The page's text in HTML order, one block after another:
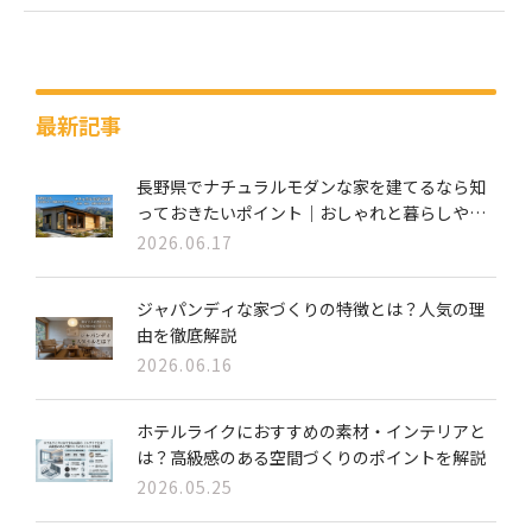
くりの視点から解説します。 電気代が高くなる家の特徴 断熱性
最新記事
長野県でナチュラルモダンな家を建てるなら知
っておきたいポイント｜おしゃれと暮らしやす
さを両立する家づくり
2026.06.17
ジャパンディな家づくりの特徴とは？人気の理
由を徹底解説
2026.06.16
ホテルライクにおすすめの素材・インテリアと
は？高級感のある空間づくりのポイントを解説
2026.05.25